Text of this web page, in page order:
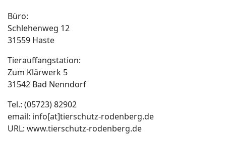
Büro:
Schlehenweg 12
31559 Haste
Tierauffangstation:
Zum Klärwerk 5
31542 Bad Nenndorf
Tel.: (05723) 82902
email: info[at]tierschutz-rodenberg.de
URL: www.tierschutz-rodenberg.de